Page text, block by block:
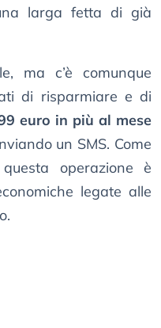
larga fetta di già
ma c’è comunque
di risparmiare e di
euro in più al mese
un SMS. Come
operazione è
legate alle